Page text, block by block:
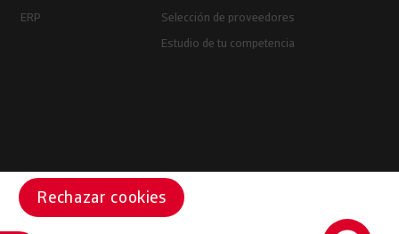
ERP
Selección de proveedores
Estudio de tu competencia
Rechazar cookies